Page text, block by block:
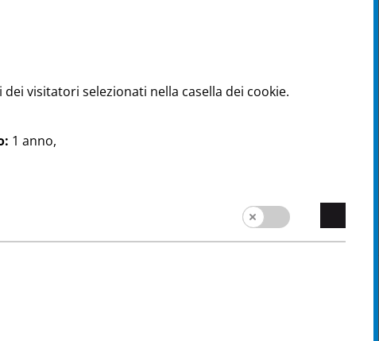
5 €
dei visitatori selezionati nella casella dei cookie.
1 anno,